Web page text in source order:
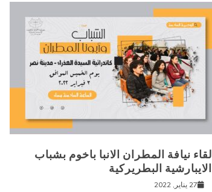
لقاء نيافة المطران الانبا باخوم بشباب
الايبارشية البطريركية
27 يناير, 2022